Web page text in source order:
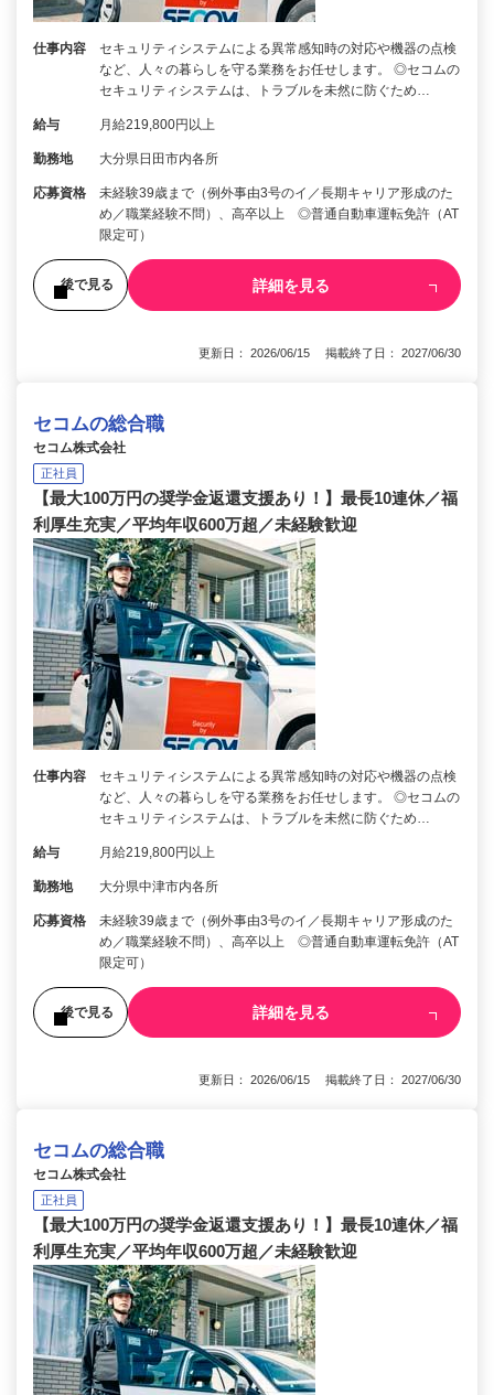
仕事内容
セキュリティシステムによる異常感知時の対応や機器の点検
など、人々の暮らしを守る業務をお任せします。 ◎セコムの
セキュリティシステムは、トラブルを未然に防ぐため…
給与 月給219,800円以上
勤務地 大分県日田市内各所
応募資格
未経験39歳まで（例外事由3号のイ／長期キャリア形成のた
め／職業経験不問）、高卒以上 ◎普通自動車運転免許（AT
限定可）
後で見る 詳細を見る
更新日： 2026/06/15 掲載終了日： 2027/06/30
セコムの総合職
セコム株式会社
正社員
【最大100万円の奨学金返還支援あり！】最長10連休／福
利厚生充実／平均年収600万超／未経験歓迎
仕事内容
セキュリティシステムによる異常感知時の対応や機器の点検
など、人々の暮らしを守る業務をお任せします。 ◎セコムの
セキュリティシステムは、トラブルを未然に防ぐため…
給与 月給219,800円以上
勤務地 大分県中津市内各所
応募資格
未経験39歳まで（例外事由3号のイ／長期キャリア形成のた
め／職業経験不問）、高卒以上 ◎普通自動車運転免許（AT
限定可）
後で見る 詳細を見る
更新日： 2026/06/15 掲載終了日： 2027/06/30
セコムの総合職
セコム株式会社
正社員
【最大100万円の奨学金返還支援あり！】最長10連休／福
利厚生充実／平均年収600万超／未経験歓迎